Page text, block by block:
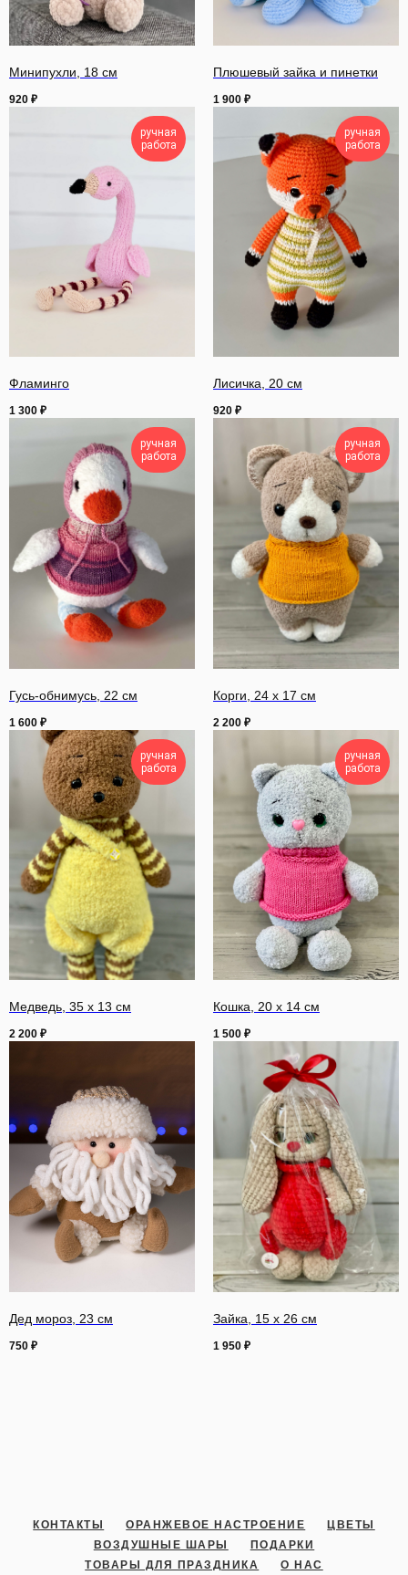
Минипухли, 18 см
920 ₽
Плюшевый зайка и пинетки
1 900 ₽
ручная
работа
Фламинго
1 300 ₽
ручная
работа
Лисичка, 20 см
920 ₽
ручная
работа
Гусь-обнимусь, 22 см
1 600 ₽
ручная
работа
Корги, 24 х 17 см
2 200 ₽
ручная
работа
Медведь, 35 х 13 см
2 200 ₽
ручная
работа
Кошка, 20 х 14 см
1 500 ₽
Дед мороз, 23 см
750 ₽
Зайка, 15 x 26 см
1 950 ₽
КОНТАКТЫ ОРАНЖЕВОЕ НАСТРОЕНИЕ
ЦВЕТЫ
ВОЗДУШНЫЕ ШАРЫ
ПОДАРКИ
ТОВАРЫ ДЛЯ ПРАЗДНИКА
О НАС